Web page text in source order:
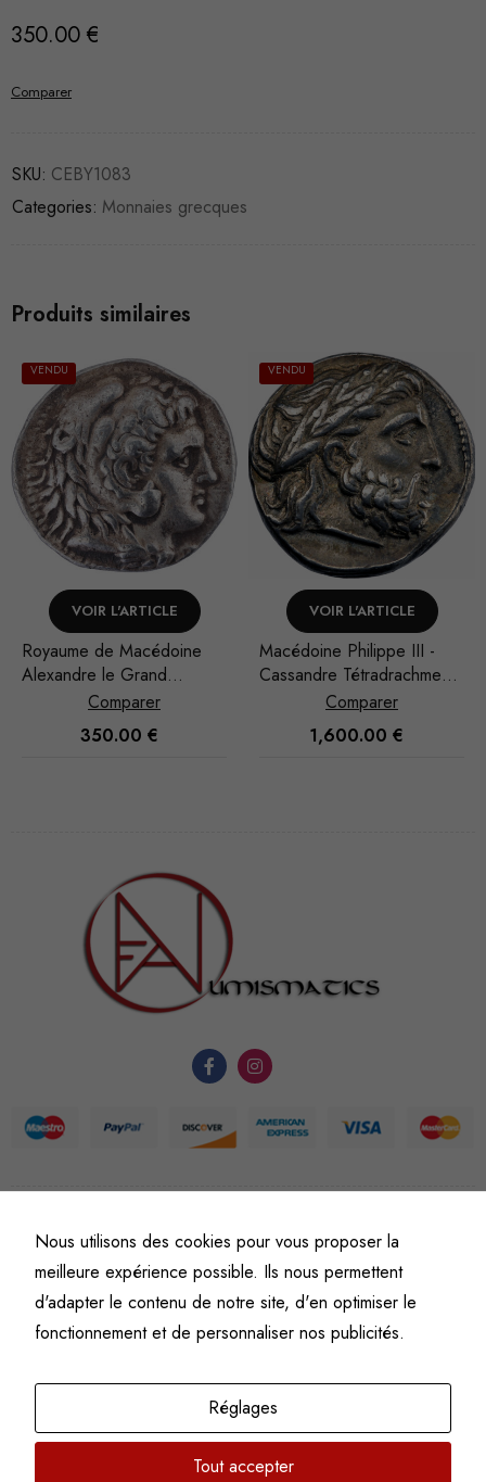
350.00 €
Comparer
SKU: CEBY1083
Categories: Monnaies grecques
Produits similaires
VOIR L'ARTICLE
de Macédoine
le Grand
Tétradrachme
av. J.-C. Babylone
Comparer
€
VOIR L'ARTICLE
Macédoine Philippe III -
Cassandre Tétradrachme
Comparer
1,600.00€
BC
© Fine art numismatics
Politique de confidentialitéConditions générales de vente et d’utilisation
Mentions légales
Nous utilisons des cookies pour vous proposer la
meilleure expérience possible. Ils nous permettent
d'adapter le contenu de notre site, d'en optimiser le
fonctionnement et de personnaliser nos publicités.
Réglages
Tout accepter
fonctionnement
Statistiques
Afin que
puissions
fonctionnalité
et la
structure du
site Web, en
fonction de